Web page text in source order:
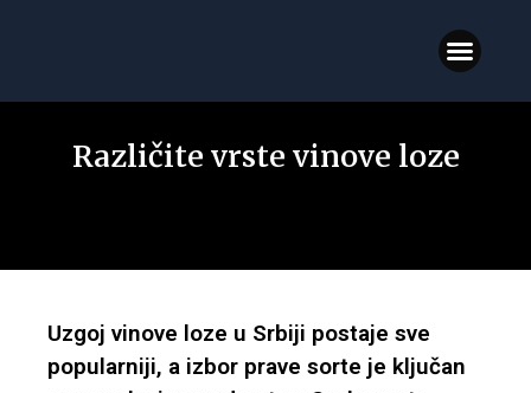
Različite vrste vinove loze
Uzgoj vinove loze u Srbiji postaje sve
popularniji, a izbor prave sorte je ključan